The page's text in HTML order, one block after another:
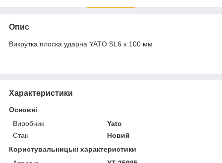
Опис
Викрутка плоска ударна YATO SL6 x 100 мм
Характеристики
Основні
Виробник
Yato
Стан
Новий
Користувальницькі характеристики